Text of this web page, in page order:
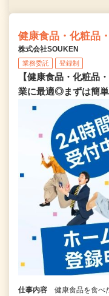
健康食品・化粧品
株式会社SOUKEN
業務委託 登録制
【健康食品・化粧品
業に最適◎まずは簡
仕事内容
健康食品を食べ